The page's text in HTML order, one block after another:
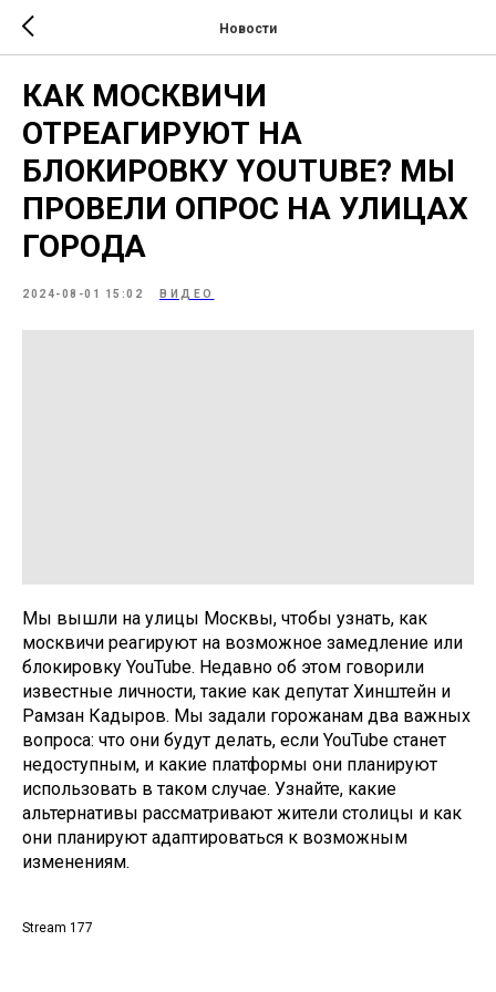
Новости
КАК МОСКВИЧИ
ОТРЕАГИРУЮТ НА
БЛОКИРОВКУ YOUTUBE? МЫ
ПРОВЕЛИ ОПРОС НА УЛИЦАХ
ГОРОДА
2024-08-01 15:02 ВИДЕО
Мы вышли на улицы Москвы, чтобы узнать, как
москвичи реагируют на возможное замедление или
блокировку YouTube. Недавно об этом говорили
известные личности, такие как депутат Хинштейн и
Рамзан Кадыров. Мы задали горожанам два важных
вопроса: что они будут делать, если YouTube станет
недоступным, и какие платформы они планируют
использовать в таком случае. Узнайте, какие
альтернативы рассматривают жители столицы и как
они планируют адаптироваться к возможным
изменениям.
Stream 177